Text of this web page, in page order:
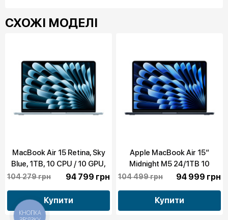
СХОЖІ МОДЕЛІ
MacBook Air 15 Retina, Sky
Blue, 1TB, 10 CPU / 10 GPU,
24GB RAM with Apple M5
104 279 грн 94 799 грн
Купити
Apple MacBook Air 15“
Midnight M5 24/1TB 10
CPU/10 GPU 2026 (MDVN4)
104 499 грн 94 999 грн
Купити
КНОПКА
ЗВ'ЯЗКУ